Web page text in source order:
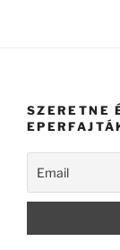
SZERETNE